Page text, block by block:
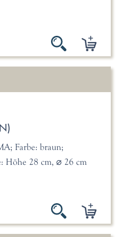
Farbe: braun;
Höhe 28 cm, ⌀ 26 cm